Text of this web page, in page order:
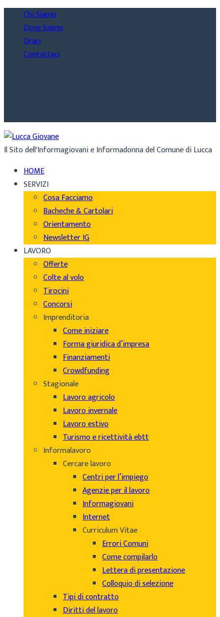
Chi Siamo
Dove Siamo
Orari
Contattaci
Il Sito dell'Informagiovani e Informadonna del Comune di Lucca
HOME
SERVIZI
Cosa Facciamo
Bacheche & Cartolari
Orientamento
Newsletter IG
LAVORO
Offerte
Colte al volo
Tirocini
Concorsi
Imprenditoria
Come iniziare
Forma giuridica d’impresa
Finanziamenti
Crowdfunding
Stagionale
Lavoro agricolo
Lavoro invernale
Lavoro estivo
Turismo e ricettività ebtt
Informalavoro
Cercare lavoro
Centri per l’impiego
Agenzie per il lavoro
Informagiovani
Internet
Curriculum Vitae
Errori Comuni
Come compilarlo
Lettera di presentazione
Colloquio di selezione
Tipi di contratto
Diritti del lavoro